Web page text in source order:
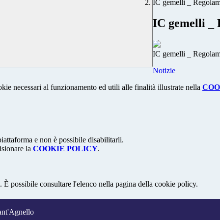
IC gemelli _
IC gemelli _
IC gemelli _
Notizie
necessari al funzionamento ed utili alle finalità illustrate nella
e non è possibile disabilitarli.
la COOKIE POLICY.
possibile consultare l'elenco nella pagina della cookie policy.